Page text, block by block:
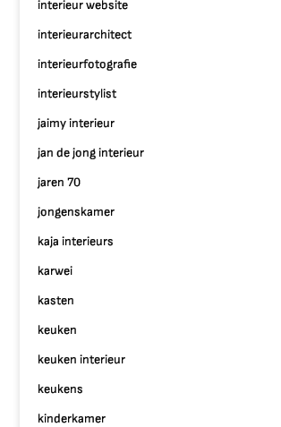
interieur website
interieurarchitect
interieurfotografie
interieurstylist
jaimy interieur
jan de jong interieur
jaren 70
jongenskamer
kaja interieurs
karwei
kasten
keuken
keuken interieur
keukens
kinderkamer